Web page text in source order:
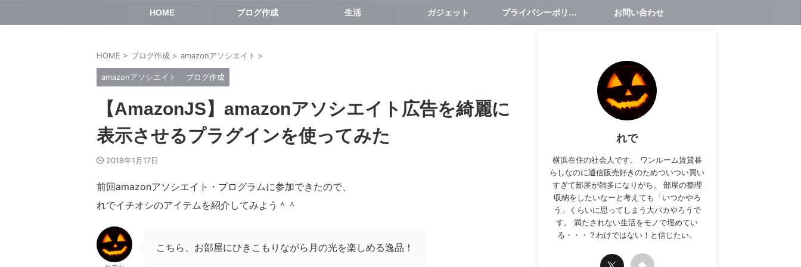
HOME ブログ作成 生活 ガジェット プライバシーポリシー お問い合わせ
HOME > ブログ作成 > amazonアソシエイト >
amazonアソシエイト ブログ作成
【AmazonJS】amazonアソシエイト広告を綺麗に
表示させるプラグインを使ってみた
2018年1月17日
前回amazonアソシエイト・プログラムに参加できたので、
れでイチオシのアイテムを紹介してみよう＾＾
こちら、お部屋にひきこもりながら月の光を楽しめる逸品！
れで
横浜在住の社会人です。 ワンルーム賃貸暮
らしなのに通信販売好きのためついつい買い
すぎて部屋が雑多になりがち。 部屋の整理
収納をしたいなーと考えても「いつかやろ
う」くらいに思ってしまう大バカやろうで
す。 満たされない生活をモノで埋めてい
る・・・？わけではない！と信じたい。